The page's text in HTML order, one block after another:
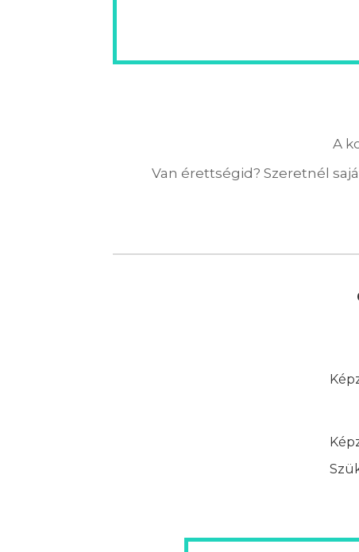
A
Van érettségid? Szeretnél